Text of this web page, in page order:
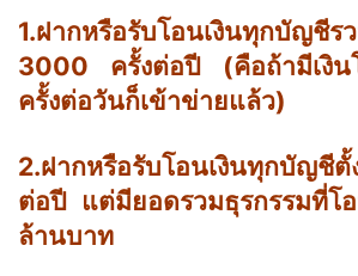
1.ฝากหรือรับโอนเงินทุกบัญชีร
3000 ครั้งต่อปี (คือถ้ามีเงิน
ครั้งต่อวันก็เข้าข่ายแล้ว)
2.ฝากหรือรับโอนเงินทุกบัญชี
ต่อปี แต่มียอดรวมธุรกรรมที่โ
ล้านบาท